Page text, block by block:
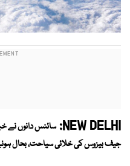
NEW DELHI: سائنس دانوں نے
جیف بیزوس کی خلائی سیاحت، بحال